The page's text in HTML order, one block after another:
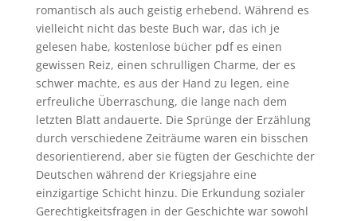
romantisch als auch geistig erhebend. Während es
vielleicht nicht das beste Buch war, das ich je
gelesen habe, kostenlose bücher pdf es einen
gewissen Reiz, einen schrulligen Charme, der es
schwer machte, es aus der Hand zu legen, eine
erfreuliche Überraschung, die lange nach dem
letzten Blatt andauerte. Die Sprünge der Erzählung
durch verschiedene Zeiträume waren ein bisschen
desorientierend, aber sie fügten der Geschichte der
Deutschen während der Kriegsjahre eine
einzigartige Schicht hinzu. Die Erkundung sozialer
Gerechtigkeitsfragen in der Geschichte war sowohl